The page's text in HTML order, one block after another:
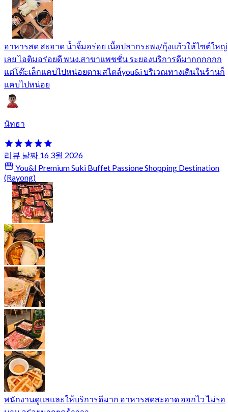
อาหารสด สะอาด น้ำจิ้มอร่อย เนื้อปลากระพง/กุ้งแก้วให้ไซต์ใหญ่
เลย ไอติมอร่อยดี พนง.สาขาแพชชั่น ระยองบริการดีมากกกกกก
แต่โต๊ะเล็กแคบไปหน่อยตามสไตล์you&i บริเวณทางเดินในร้านก็
แคบไปหน่อย
นัทธา
리뷰 날짜 16 3월 2026
You&I Premium Suki Buffet Passione Shopping Destination
(Rayong)
พนักงานดูแลและให้บริการดีมาก อาหารสดสะอาด ออกไว ไม่รอ